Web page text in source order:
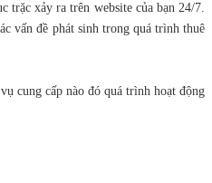
trặc xảy ra trên website của bạn 24/7.
vấn đề phát sinh trong quá trình thuê
cung cấp nào đó quá trình hoạt động